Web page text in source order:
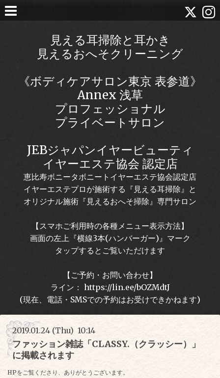
見える耳掃除と耳かき
見えるおへそクリーニング
《ボディケアサロン東京 表参道》
Annex 浅草
プロフェッショナル
プライベートサロン
JEBジャパンイヤービューティ
イヤーエステ協会 認定店
恵比寿ボニータボニートイヤーエステ協会認定店
イヤーエステプロが施術する『見える耳掃除』と
オリジナル施術『見えるおへそ掃除』専門サロン
【スマホご利用時の各種メニュー表示方法】
画面の左上『横線3本(ハンバーガー)』マーク
タップするとご覧いただけます
【ご予約・お問い合わせ】
ライン： https://lin.ee/bOZMdtJ
(現在、電話・SMSでの予約はお受けできかねます)
2019.01.24 (Thu) 10:14
ファッション雑誌「CLASSY.（クラッシー）」
に掲載されます
HPをご覧くださり、ありがとうございます。